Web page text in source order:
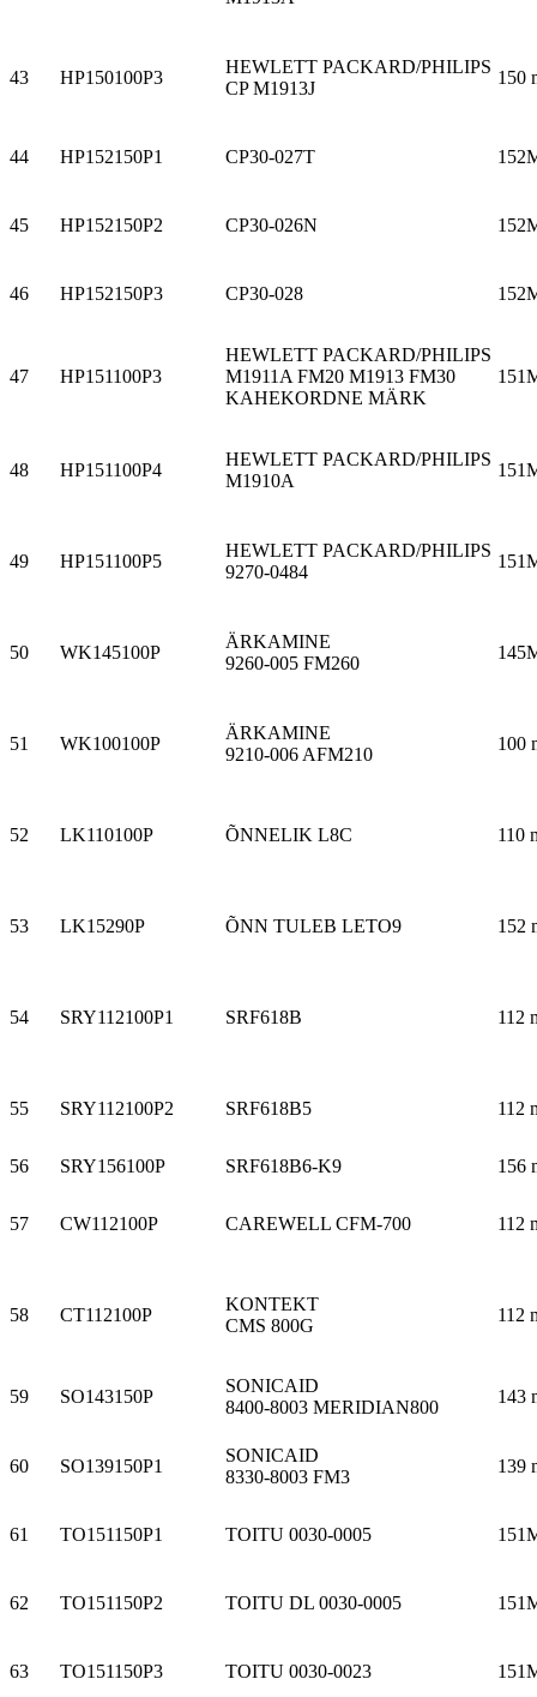
43 HP150100P3
HEWLETT PACKARD/PHILIPS
CP M1913J
150
44 HP152150P1 CP30-027T
45 HP152150P2 CP30-026N
46 HP152150P3 CP30-028
47 HP151100P3
HEWLETT PACKARD/PHILIPS
M1911A FM20 M1913 FM30
KAHEKORDNE MÄRK
48 HP151100P4
HEWLETT PACKARD/PHILIPS
M1910A
49 HP151100P5
HEWLETT PACKARD/PHILIPS
9270-0484
50 WK145100P
ÄRKAMINE
9260-005 FM260
51 WK100100P
ÄRKAMINE
9210-006 AFM210
100
52 LK110100P ÕNNELIK L8C 110
53 LK15290P ÕNN TULEB LETO9 152
54 SRY112100P1 SRF618B 112
55 SRY112100P2 SRF618B5 112
56 SRY156100P SRF618B6-K9 156
57 CW112100P CAREWELL CFM-700 112
58 CT112100P
KONTEKT
CMS 800G
112
59 SO143150P
SONICAID
8400-8003 MERIDIAN800
143
60 SO139150P1
SONICAID
8330-8003 FM3
139
61 TO151150P1 TOITU 0030-0005
62 TO151150P2 TOITU DL 0030-0005
63 TO151150P3 TOITU 0030-0023